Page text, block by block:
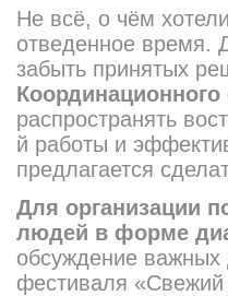
Не всё, о чём
отведенное время.
забыть принятых
Координационного
распространять
й работы и
предлагается
Для организации
людей в форме
обсуждение
фестиваля «Свежий